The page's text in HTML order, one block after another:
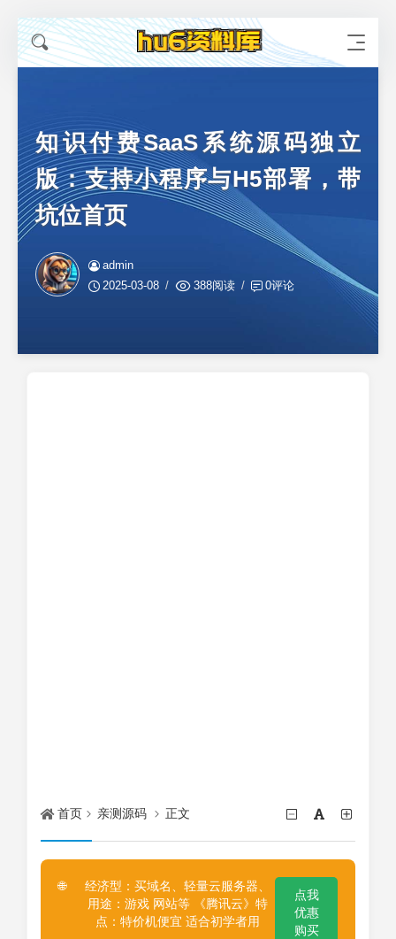
知识付费SaaS系统源码独立
版：支持小程序与H5部署，带
坑位首页
admin
2025-03-08
388阅读 0评论
首页 亲测源码 正文
🌐
经济型：买域名、轻量云服务器、
用途：游戏 网站等 《腾讯云》特
点：特价机便宜 适合初学者用
点我
优惠
购买